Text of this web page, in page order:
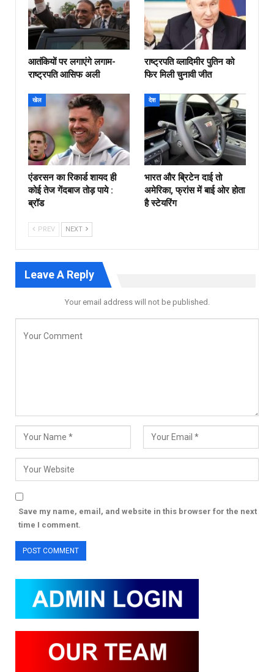
आतंकियों पर लगाएंगे लगाम-
राष्ट्रपति आसिफ अली
राष्ट्रपति व्लादिमीर पुतिन को
फिर मिली चुनावी जीत
खेल
एंडरसन का रिकार्ड शायद ही
कोई तेज गेंदबाज तोड़ पाये :
ब्रॉड
देश
भारत और ब्रिटेन दाई तो
अमेरिका, फ्रांस में बाई ओर होता
है स्टेयरिंग
PREV NEXT
Leave A Reply
Your email address will not be published.
Save my name, email, and website in this browser for the next
time I comment.